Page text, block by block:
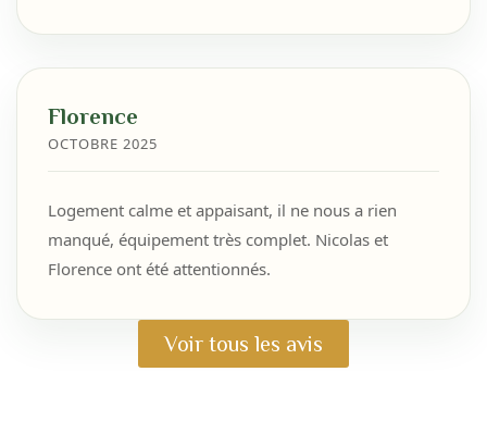
Florence
OCTOBRE 2025
Logement calme et appaisant, il ne nous a rien
manqué, équipement très complet. Nicolas et
Florence ont été attentionnés.
Voir tous les avis